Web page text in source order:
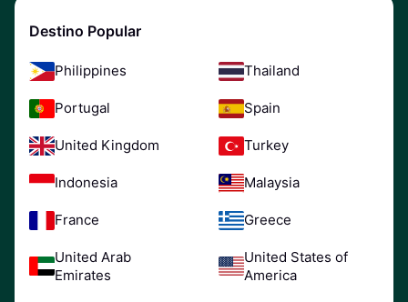
Destino Popular
Philippines Thailand
Portugal Spain
United Kingdom Turkey
Indonesia Malaysia
France Greece
United Arab
Emirates
United States of
America